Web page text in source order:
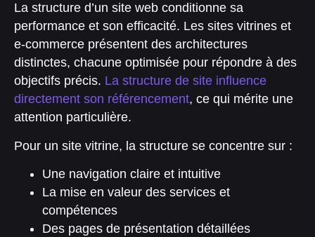
La structure d’un site web conditionne sa
performance et son efficacité. Les sites vitrines et
e-commerce présentent des architectures
distinctes, chacune optimisée pour répondre à des
objectifs précis. La structure de site influence
directement son référencement, ce qui mérite une
attention particulière.
Pour un site vitrine, la structure se concentre sur :
Une navigation claire et intuitive
La mise en valeur des services et
compétences
Des pages de présentation détaillées